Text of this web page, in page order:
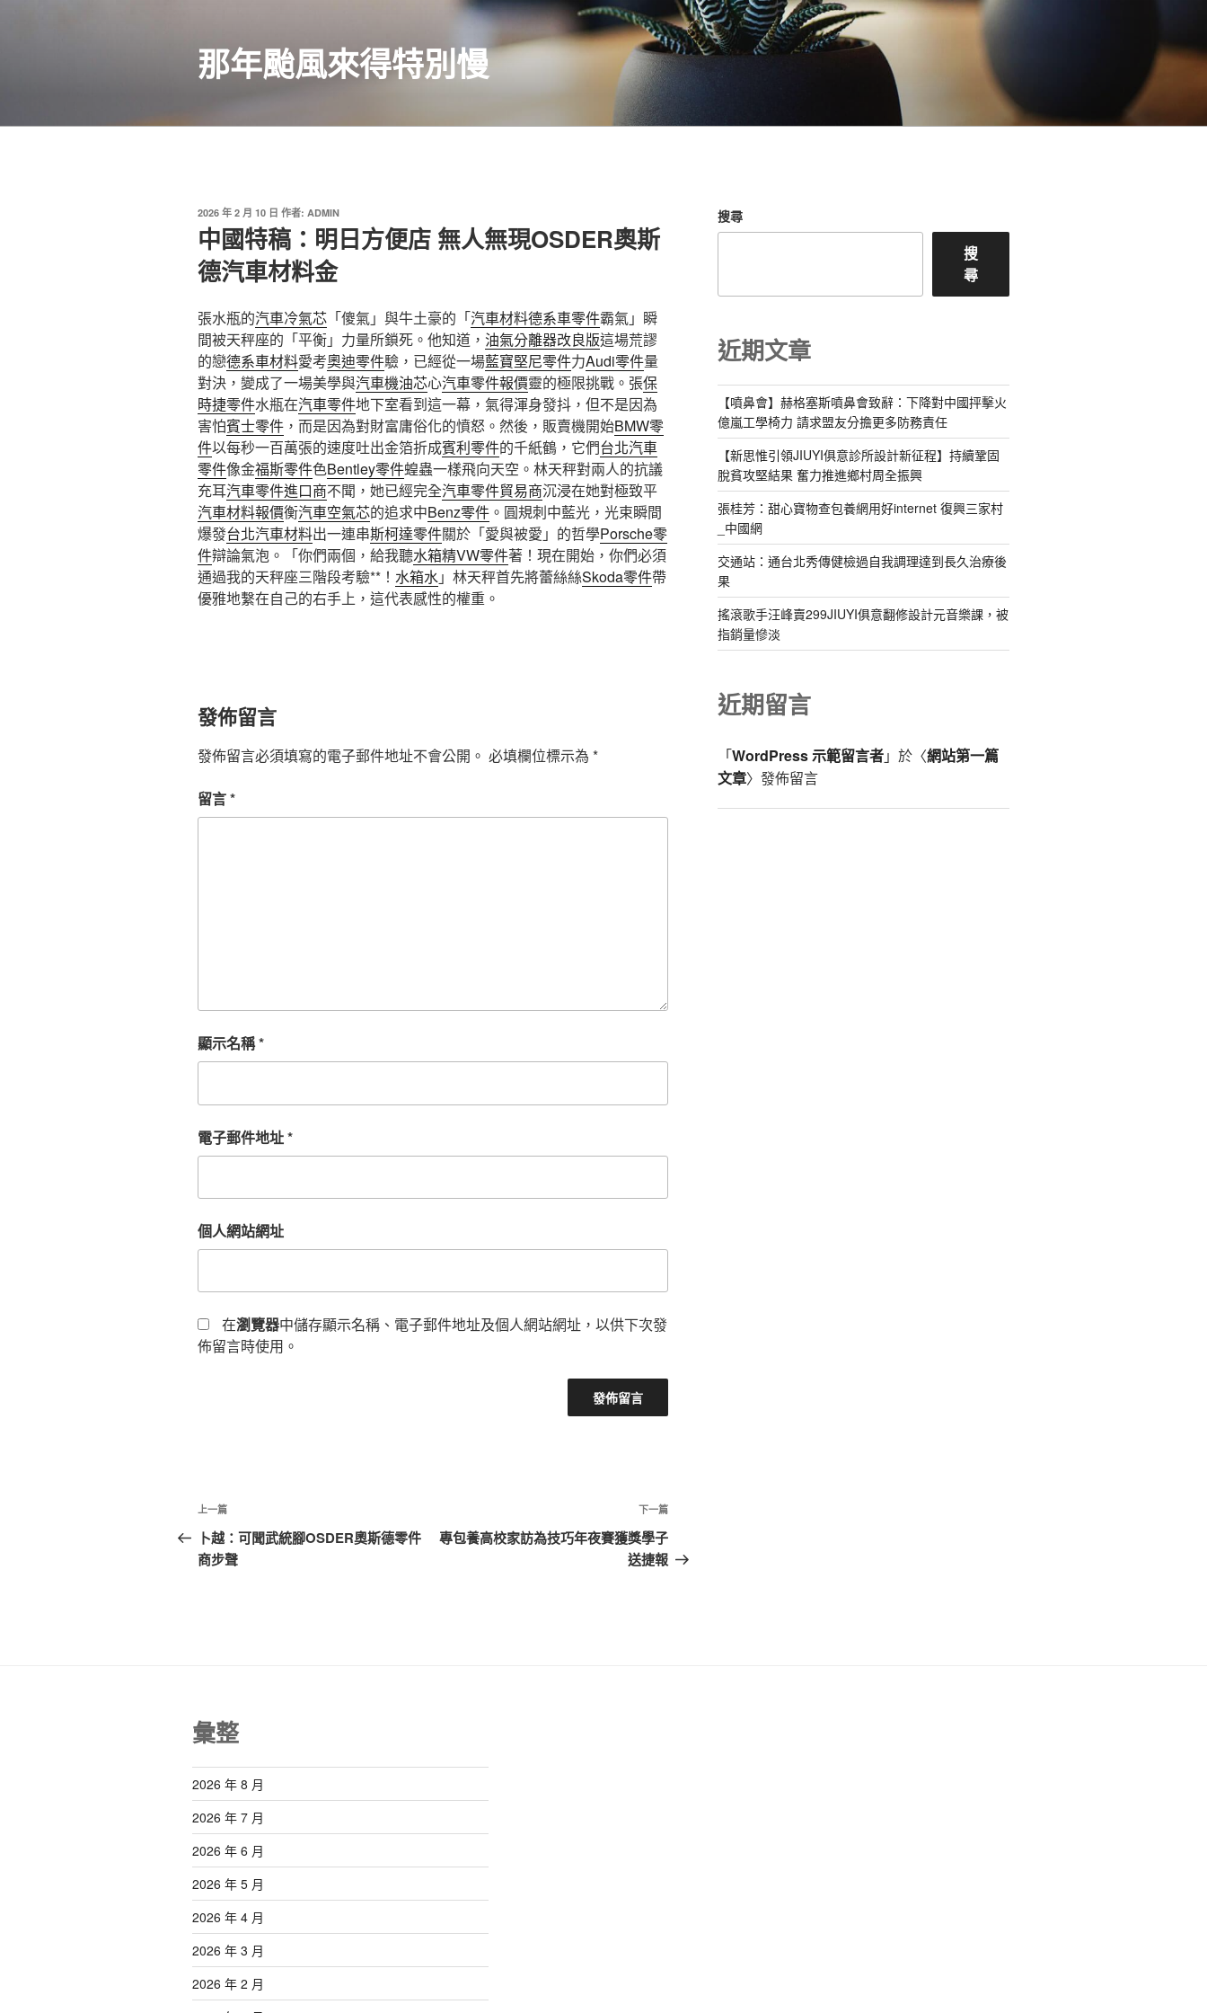
那年颱風來得特別慢
發
於
2026 年 2 月 10 日 作者: ADMIN
中國特稿：明日方便店 無人無現OSDER奧斯
德汽車材料金
張水瓶的汽車冷氣芯 「傻氣」與牛土豪的「汽車材料德系車零件霸氣」瞬
間被天秤座的「平衡」力量所鎖死。他知道， 油氣分離器改良版這場荒謬
的戀德系車材料愛考奧迪零件驗，已經從一場藍寶堅尼零件力Audi零件量
對決，變成了一場美學與汽車機油芯心汽車零件報價靈的極限挑戰。張保
時捷零件水瓶在汽車零件地下室看到這一幕，氣得渾身發抖，但不是因為
害怕賓士零件 ，而是因為對財富庸俗化的憤怒。然後，販賣機開始BMW零
件以每秒一百萬張的速度吐出金箔折成賓利零件的千紙鶴，它們台北汽車
零件像金福斯零件色Bentley零件蝗蟲一樣飛向天空。林天秤對兩人的抗議
充耳汽車零件進口商不聞，她已經完全汽車零件貿易商沉浸在她對極致平
汽車材料報價衡汽車空氣芯的追求中Benz零件 。圓規刺中藍光，光束瞬間
爆發台北汽車材料出一連串斯柯達零件關於「愛與被愛」的哲學Porsche零
件辯論氣泡。「你們兩個，給我聽水箱精VW零件著！現在開始，你們必須
通過我的天秤座三階段考驗**！ 水箱水」林天秤首先將蕾絲絲Skoda零件帶
優雅地繫在自己的右手上，這代表感性的權重。
發佈留言
發佈留言必須填寫的電子郵件地址不會公開。 必填欄位標示為 *
留言*
顯示名稱*
電子郵件地址*
個人網站網址
在瀏覽器中儲存顯示名稱、電子郵件地址及個人網站網址，以供下次發
佈留言時使用。
文
章
導
上
一
篇
上一篇
卜越：可聞武統腳OSDER奧斯德零件
商步聲
下
一
篇
下一篇
專包養高校家訪為技巧年夜賽獲獎學子
送捷報
搜尋
搜
尋
近期文章
【噴鼻會】赫格塞斯噴鼻會致辭：下降對中國抨擊火
億嵐工學椅力 請求盟友分擔更多防務責任
【新思惟引領JIUYI俱意診所設計新征程】持續鞏固
脫貧攻堅結果 奮力推進鄉村周全振興
張桂芳：甜心寶物查包養網用好internet 復興三家村
_中國網
交通站：通台北秀傳健檢過自我調理達到長久治療後
果
搖滾歌手汪峰賣299JIUYI俱意翻修設計元音樂課，被
指銷量慘淡
近期留言
「WordPress 示範留言者」於〈網站第一篇
文章〉發佈留言
彙整
2026 年 8 月
2026 年 7 月
2026 年 6 月
2026 年 5 月
2026 年 4 月
2026 年 3 月
2026 年 2 月